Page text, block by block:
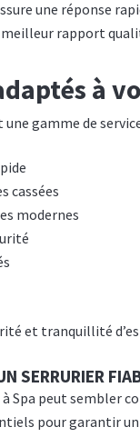
une réponse
rapport
à
gamme de
cassées
modernes
et tranquillité
SERRURIER
Spa peut sembler
pour garantir un